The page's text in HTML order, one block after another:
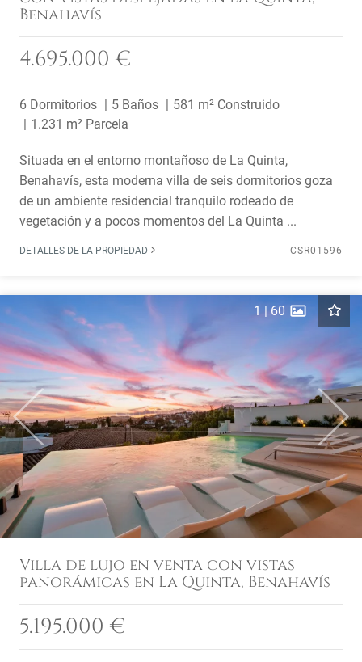
Benahavís
4.695.000 €
6 Dormitorios 5 Baños
581 m² Construido
1.231 m² Parcela
Situada en el entorno montañoso de La Quinta,
Benahavís, esta moderna villa de seis dormitorios goza
de un ambiente residencial tranquilo rodeado de
vegetación y a pocos momentos del La Quinta ...
DETALLES DE LA PROPIEDAD CSR01596
Previous Next
1|60
Villa de lujo en venta con vistas
panorámicas en La Quinta, Benahavís
5.195.000 €